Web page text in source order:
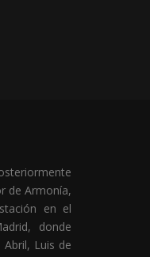
de Armonía,
en el
donde
Luis de